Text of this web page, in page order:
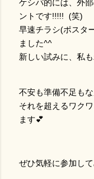
ケシパ的には、外
ントです!!!!! (笑)
早速チラシ(ポスタ
ました^^
新しい試みに、私
不安も準備不足も
それを超えるワク
ます💕
ぜひ気軽に参加し